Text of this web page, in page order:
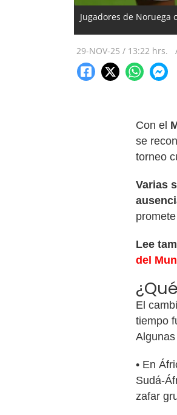
Jugadores de Noruega
29-NOV-25 / 13:22 hrs.
Con el
se
torneo
Varias
Lee
del
El
tiempo
• En
Sudá-
zafar